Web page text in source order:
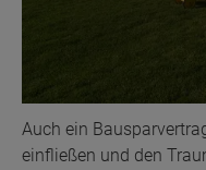
Auch ein
einfließen und den